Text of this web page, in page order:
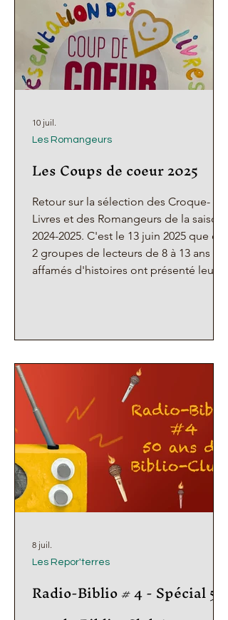
Les Coups de coeur 2025
Retour sur la sélection des Croque-
Livres et des Romangeurs de la saison
2024-2025. C'est le 13 juin 2025 que ces
2 groupes de lecteurs de 8 à 13 ans
affamés d'histoires ont présenté leurs
question de l'année : "Et où
vous laisse trouver votre réponse,
découvrir leurs avis, et leurs affiches
hautes en couleurs ! Bon appétit ! La
Sélec
Les Romangeurs
10 juil.
Radio-Biblio # 4 - Spécial 50
Les Repor'terres
8 juil.